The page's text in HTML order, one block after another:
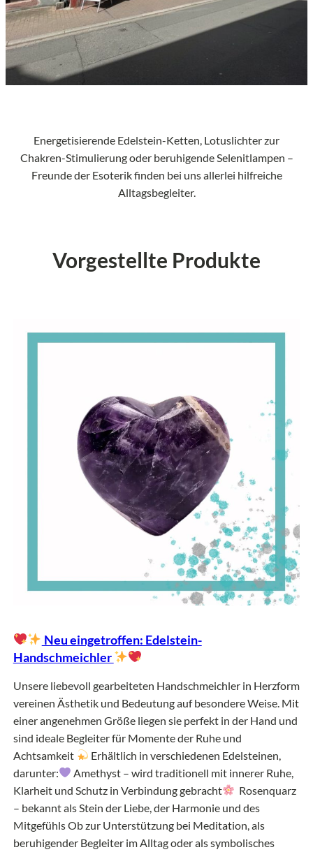
Energetisierende Edelstein-Ketten, Lotuslichter zur
Chakren-Stimulierung oder beruhigende Selenitlampen –
Freunde der Esoterik finden bei uns allerlei hilfreiche
Alltagsbegleiter.
Vorgestellte Produkte
Neu eingetroffen: Edelstein-
Handschmeichler
Unsere liebevoll gearbeiteten Handschmeichler in Herzform
vereinen Ästhetik und Bedeutung auf besondere Weise. Mit
einer angenehmen Größe liegen sie perfekt in der Hand und
sind ideale Begleiter für Momente der Ruhe und
Achtsamkeit
Erhältlich in verschiedenen Edelsteinen,
darunter:
Amethyst – wird traditionell mit innerer Ruhe,
Klarheit und Schutz in Verbindung gebracht
Rosenquarz
– bekannt als Stein der Liebe, der Harmonie und des
Mitgefühls Ob zur Unterstützung bei Meditation, als
beruhigender Begleiter im Alltag oder als symbolisches